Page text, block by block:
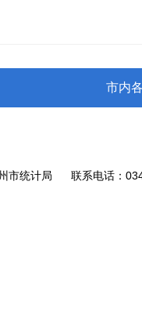
市内
州市统计局 联系电话：